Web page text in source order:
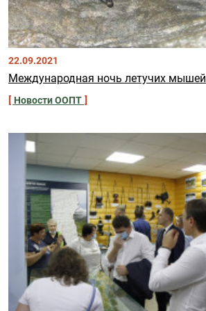
22.09.2021
Международная ночь летучих мышей
Новости ООПТ